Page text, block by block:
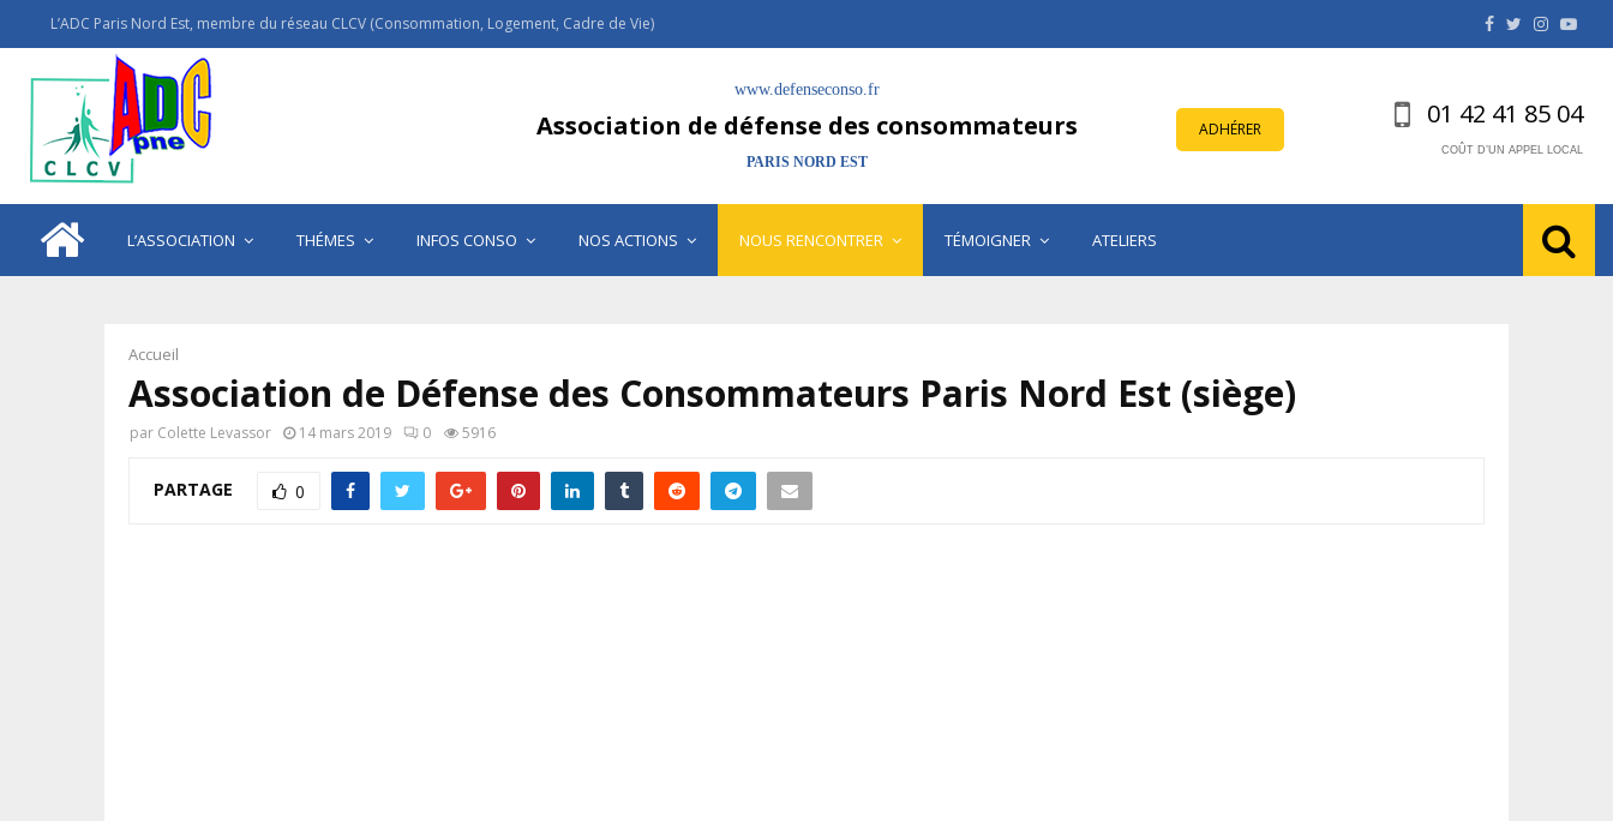
L’ADC Paris Nord Est, membre du réseau CLCV (Consommation, Logement, Cadre de Vie) Facebook
Twitter
www.defenseconso.fr
Association de défense des consommateurs
PARIS NORD EST
01 42 41 85 04
COÛT D’UN APPEL LOCAL
ADHÉRER
L’ASSOCIATION THÉMES INFOS CONSO NOS ACTIONS NOUS RENCONTRER TÉMOIGNER ATELIERS
Accueil
Association de Défense des Consommateurs Paris Nord Est (siège)
par Colette Levassor 14 mars 2019 0 5916
PARTAGE 0